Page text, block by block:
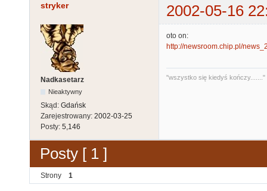
stryker 2002-05-16
Nadkasetarz
Nieaktywny
Skąd: Gdańsk
Zarejestrowany: 2002-03-25
Posty: 5,146
oto on:
http://newsroom.chip.pl/
"wszystko się kiedyś kończy......."
Posty [ 1 ]
Strony 1